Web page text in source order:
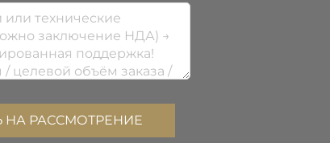
НА РАССМОТРЕНИЕ